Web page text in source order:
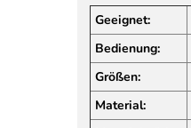
Geeignet:
Bedienung:
Größen:
Material: